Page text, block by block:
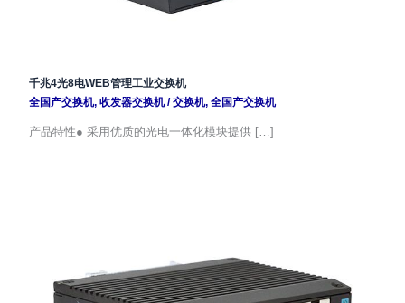
千兆4光8电WEB管理工业交换机
全国产交换机, 收发器交换机/交换机, 全国产交换机
产品特性● 采用优质的光电一体化模块提供 […]